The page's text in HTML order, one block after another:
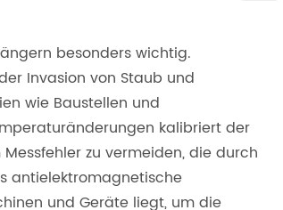
besonders wichtig.
Invasion von Staub und
wie Baustellen und
kalibriert der
zu vermeiden, die durch
antielektromagnetische
und Geräte liegt, um die